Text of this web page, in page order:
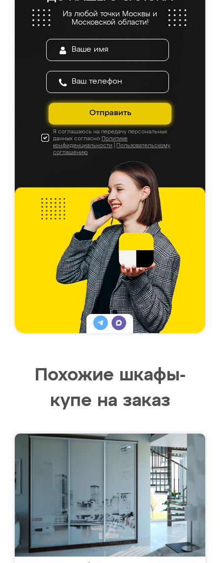
Из любой точки Москвы и
Московской области!
Отправить
Я соглашаюсь на передачу персональных
данных согласно Политике
конфиденциальности
Пользовательскому
соглашению
Похожие шкафы-
купе на заказ